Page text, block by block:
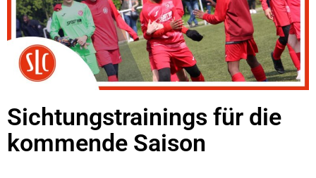
Sichtungstrainings für die
kommende Saison